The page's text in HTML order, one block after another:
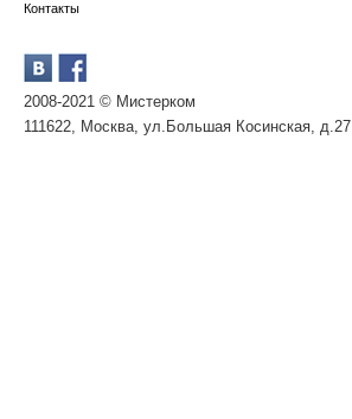
Контакты
2008-2021 © Мистерком
111622, Москва, ул.Большая Косинская, д.27